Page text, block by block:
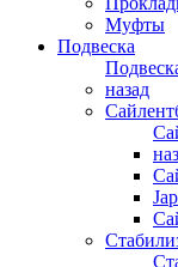
Муфты
Подвеска
назад